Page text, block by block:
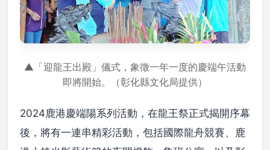
▲「迎龍王出殿」儀式，象徵一年一度的慶端午活動
即將開始。（彰化縣文化局提供）
2024鹿港慶端陽系列活動，在龍王祭正式揭開序幕
後，將有一連串精彩活動，包括國際龍舟競賽、鹿